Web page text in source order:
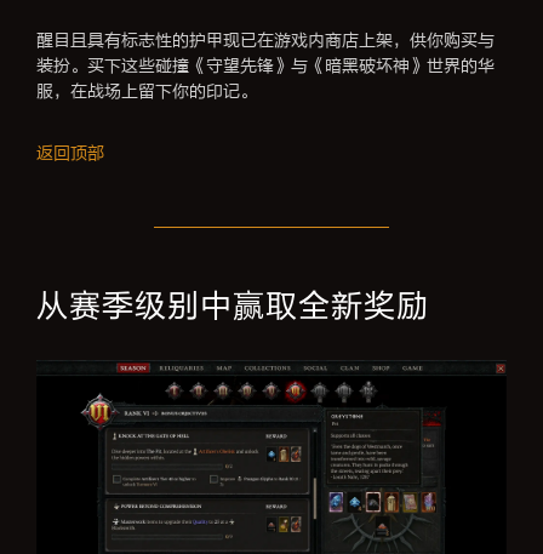
醒目且具有标志性的护甲现已在游戏内商店上架，供你购买与
装扮。买下这些碰撞《守望先锋》与《暗黑破坏神》世界的华
服，在战场上留下你的印记。
返回顶部
从赛季级别中赢取全新奖励